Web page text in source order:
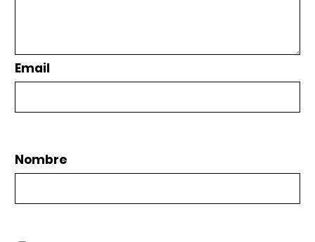
Email
Nombre